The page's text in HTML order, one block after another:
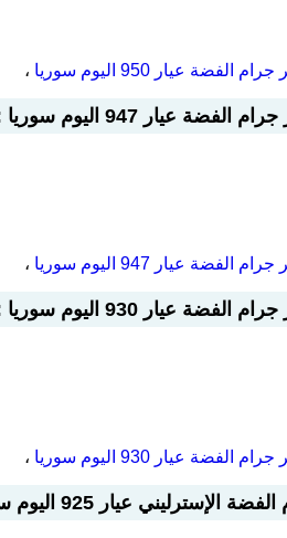
الفضة عيار 950 اليوم سوريا ،
عيار 947 اليوم سوريا : 251.824 ليرة سورية
الفضة عيار 947 اليوم سوريا ،
عيار 930 اليوم سوريا : 247.304 ليرة سورية
الفضة عيار 930 اليوم سوريا ،
عيار 925 اليوم سوريا : 245.974 ليرة سورية